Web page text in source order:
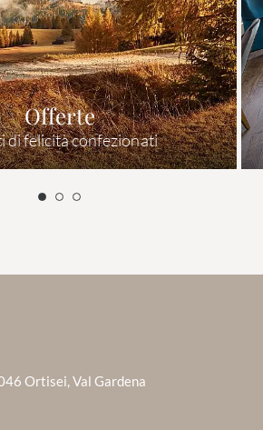
Offerte
di felicità confezionati
Ortisei, Val Gardena